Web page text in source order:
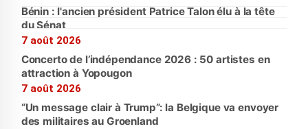
Bénin : l'ancien président Patrice Talon élu à la tête
du Sénat
7 août 2026
Concerto de l’indépendance 2026 : 50 artistes en
attraction à Yopougon
7 août 2026
“Un message clair à Trump”: la Belgique va envoyer
des militaires au Groenland